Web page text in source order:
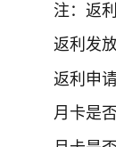
注：返
返利发
返利申
月卡是